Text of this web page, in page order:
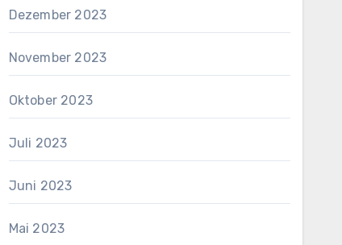
Dezember 2023
November 2023
Oktober 2023
Juli 2023
Juni 2023
Mai 2023